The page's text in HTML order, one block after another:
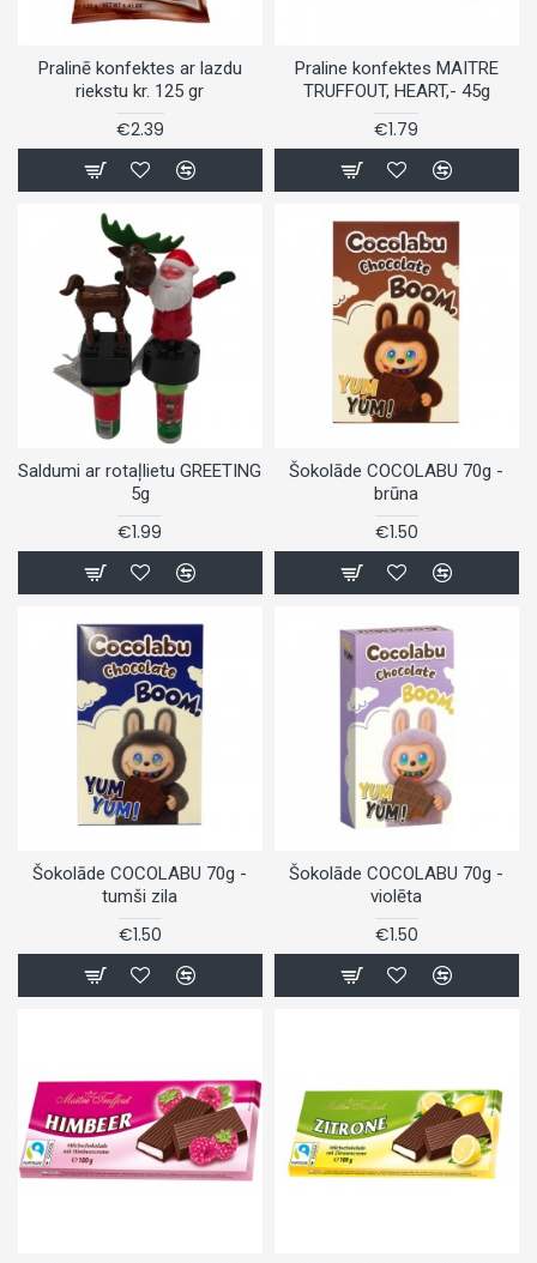
Pralinē konfektes ar lazdu
riekstu kr. 125 gr
€2.39
Praline konfektes MAITRE
TRUFFOUT, HEART,- 45g
€1.79
Saldumi ar rotaļlietu GREETING
5g
€1.99
Šokolāde COCOLABU 70g -
brūna
€1.50
Šokolāde COCOLABU 70g -
tumši zila
€1.50
Šokolāde COCOLABU 70g -
violēta
€1.50